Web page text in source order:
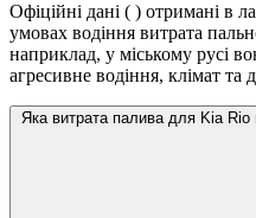
Офіційні дані ( ) отримані в
умовах водіння витрата
наприклад, у міському русі
агресивне водіння, клімат та
Яка витрата палива для Kia